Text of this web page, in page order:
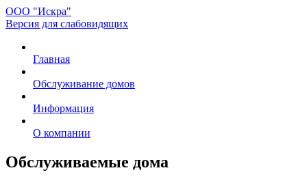
ООО "Искра"
Версия для слабовидящих
Главная
Обслуживание домов
Информация
О компании
Обслуживаемые дома